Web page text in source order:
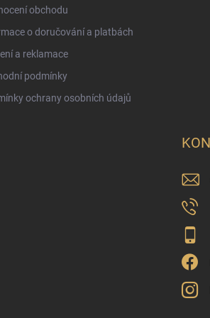
obchodu
o doručování a platbách
a reklamace
podmínky
ochrany osobních údajů